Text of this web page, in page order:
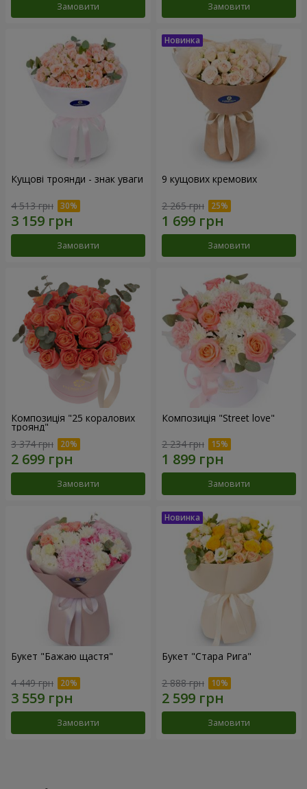
Замовити Замовити
Кущові троянди - знак уваги
4 513 грн
Замовити
9 кущових кремових
2 265 грн
Замовити
Композиція "25 коралових
троянд"
3 374 грн
Замовити
Композиція "Street love"
2 234 грн
Замовити
Букет "Бажаю щастя"
4 449 грн
Замовити
Букет "Стара Рига"
2 888 грн
Замовити